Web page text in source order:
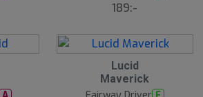
189:-
Lucid
Maverick